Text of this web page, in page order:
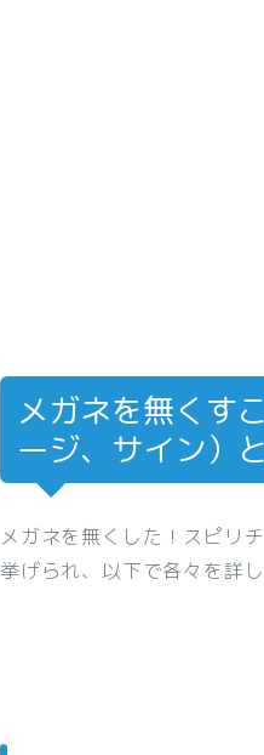
メガネを無くす
ージ、サイン）
メガネを無くした！スピリ
挙げられ、以下で各々を詳